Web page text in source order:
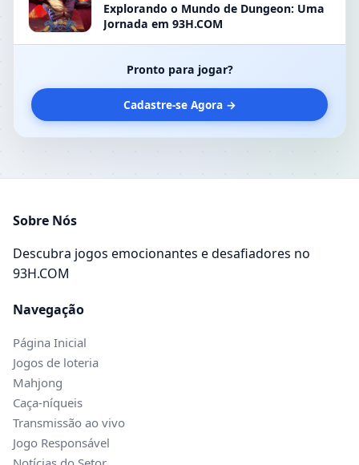
Explorando o Mundo de Dungeon: Uma
Jornada em 93H.COM
Pronto para jogar?
Cadastre-se Agora →
Sobre Nós
Descubra jogos emocionantes e desafiadores no
93H.COM
Navegação
Página Inicial
Jogos de loteria
Mahjong
Caça-níqueis
Transmissão ao vivo
Jogo Responsável